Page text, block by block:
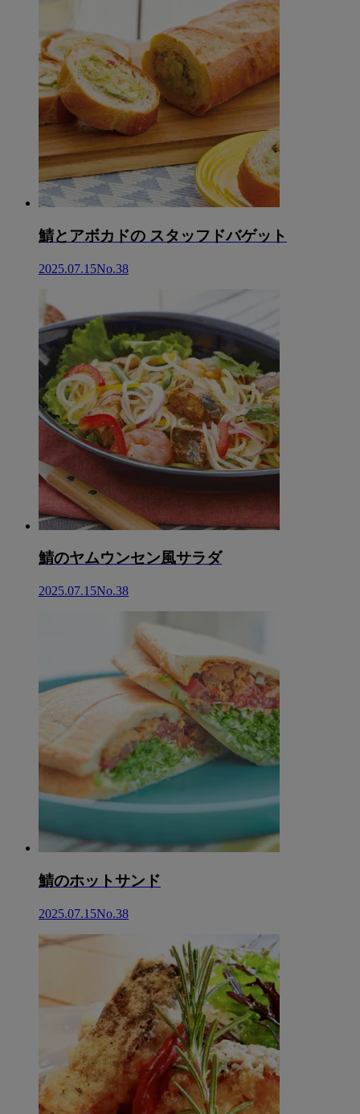
鯖とアボカドの スタッフドバゲット
2025.07.15No.38
鯖のヤムウンセン風サラダ
2025.07.15No.38
鯖のホットサンド
2025.07.15No.38